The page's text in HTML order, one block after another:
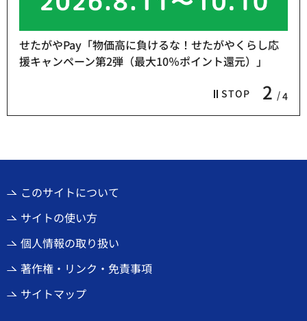
STOP 2 4
せたがやPay「物価高に負けるな！せたがやくらし応
援キャンペーン第2弾（最大10％ポイント還元）」
このサイトについて
サイトの使い方
個人情報の取り扱い
著作権・リンク・免責事項
サイトマップ